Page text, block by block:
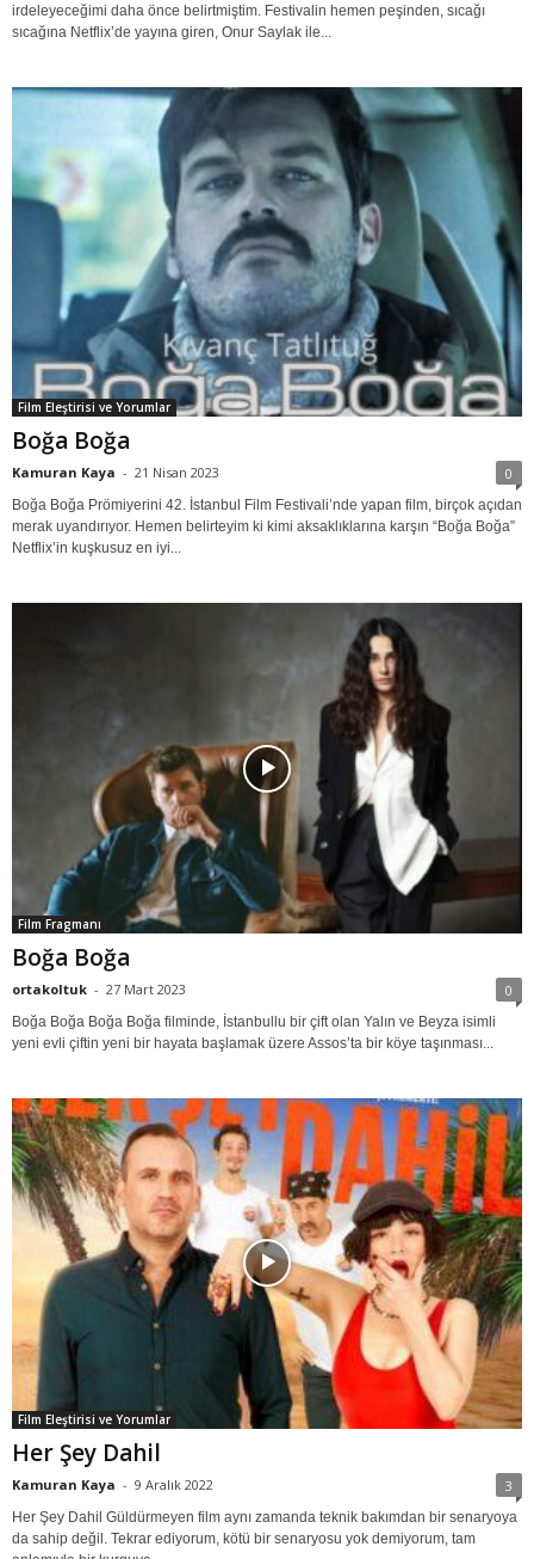
irdeleyeceğimi daha önce belirtmiştim. Festivalin hemen peşinden, sıcağı
sıcağına Netflix’de yayına giren, Onur Saylak ile...
Film Eleştirisi ve Yorumlar
Boğa Boğa
Kamuran Kaya - 21 Nisan 2023 0
Boğa Boğa Prömiyerini 42. İstanbul Film Festivali’nde yapan film, birçok açıdan
merak uyandırıyor. Hemen belirteyim ki kimi aksaklıklarına karşın “Boğa Boğa”
Netflix’in kuşkusuz en iyi...
Film Fragmanı
Boğa Boğa
ortakoltuk - 27 Mart 2023 0
Boğa Boğa Boğa Boğa filminde, İstanbullu bir çift olan Yalın ve Beyza isimli
yeni evli çiftin yeni bir hayata başlamak üzere Assos’ta bir köye taşınması...
Film Eleştirisi ve Yorumlar
Her Şey Dahil
Kamuran Kaya - 9 Aralık 2022 3
Her Şey Dahil Güldürmeyen film aynı zamanda teknik bakımdan bir senaryoya
da sahip değil. Tekrar ediyorum, kötü bir senaryosu yok demiyorum, tam